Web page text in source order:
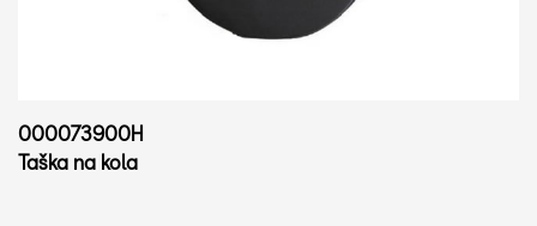
000073900H
Taška na kola